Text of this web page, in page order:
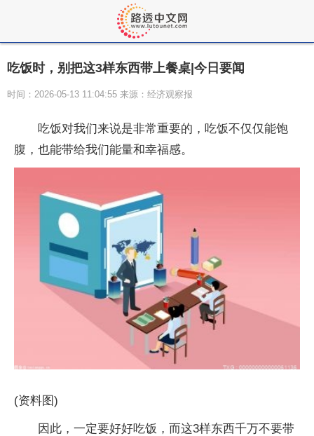
吃饭时，别把这3样东西带上餐桌|今日要闻
时间：2026-05-13 11:04:55 来源：经济观察报
吃饭对我们来说是非常重要的，吃饭不仅仅能饱
腹，也能带给我们能量和幸福感。
(资料图)
因此，一定要好好吃饭，而这3样东西千万不要带